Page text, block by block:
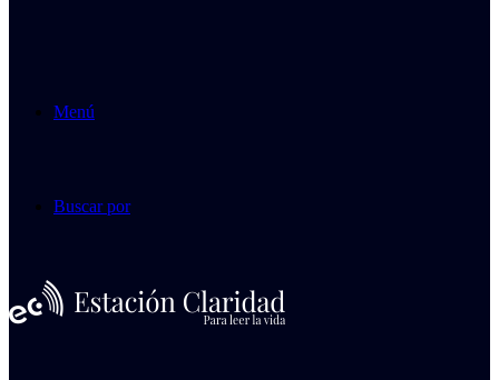
Menú
Buscar por